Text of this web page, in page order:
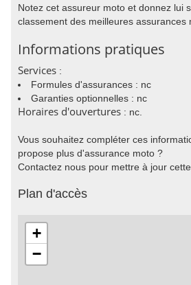
Notez cet assureur moto et donnez lui
classement des meilleures assurances
Informations pratiques
Services :
Formules d'assurances : nc
Garanties optionnelles : nc
Horaires d'ouvertures : nc.
Vous souhaitez compléter ces
propose plus d'assurance moto ?
Contactez nous pour mettre à jour cette
Plan d'accès
+
−